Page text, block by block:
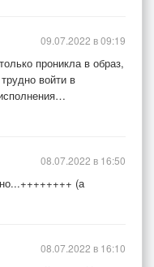
проникла в образ,
войти в
09.07.2022 в 09:19
(а
08.07.2022 в 16:50
08.07.2022 в 16:10